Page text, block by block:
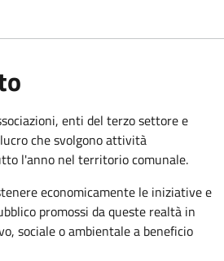
enti del terzo settore e
che svolgono attività
l'anno nel territorio comunale.
economicamente le iniziative e
promossi da queste realtà in
sociale o ambientale a beneficio